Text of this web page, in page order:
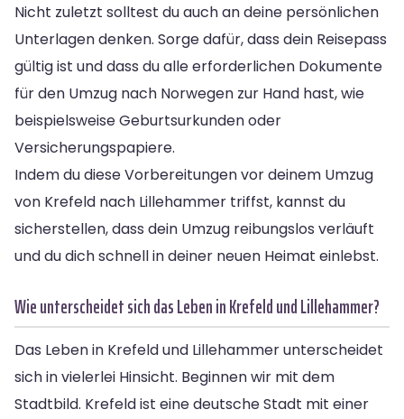
Nicht zuletzt solltest du auch an deine persönlichen
Unterlagen denken. Sorge dafür, dass dein Reisepass
gültig ist und dass du alle erforderlichen Dokumente
für den Umzug nach Norwegen zur Hand hast, wie
beispielsweise Geburtsurkunden oder
Versicherungspapiere.
Indem du diese Vorbereitungen vor deinem Umzug
von Krefeld nach Lillehammer triffst, kannst du
sicherstellen, dass dein Umzug reibungslos verläuft
und du dich schnell in deiner neuen Heimat einlebst.
Wie unterscheidet sich das Leben in Krefeld und Lillehammer?
Das Leben in Krefeld und Lillehammer unterscheidet
sich in vielerlei Hinsicht. Beginnen wir mit dem
Stadtbild. Krefeld ist eine deutsche Stadt mit einer